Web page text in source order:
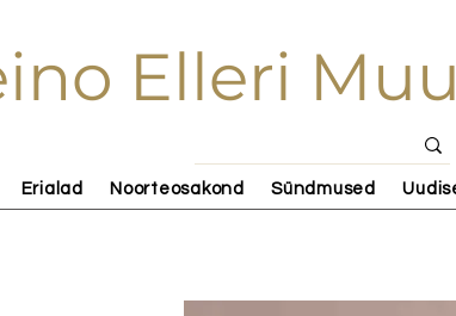
Elleri
Erialad Noorteosakond Sündmused